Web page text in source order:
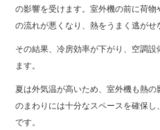
の影響を受けます。室外機の前に荷
の流れが悪くなり、熱をうまく逃がせ
その結果、冷房効率が下がり、空調
ます。
夏は外気温が高いため、室外機も熱
のまわりには十分なスペースを確保
です。